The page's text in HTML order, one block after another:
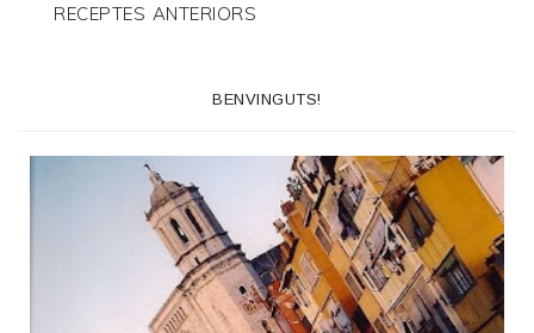
RECEPTES ANTERIORS
BENVINGUTS!